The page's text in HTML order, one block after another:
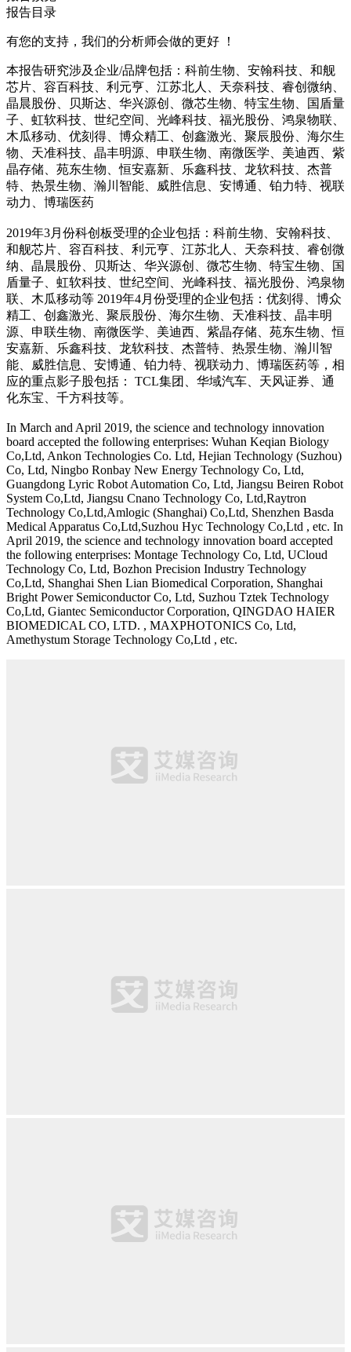
报告目录
有您的支持，我们的分析师会做的更好 ！
本报告研究涉及企业/品牌包括：科前生物、安翰科技、和舰
芯片、容百科技、利元亨、江苏北人、天奈科技、睿创微纳、
晶晨股份、贝斯达、华兴源创、微芯生物、特宝生物、国盾量
子、虹软科技、世纪空间、光峰科技、福光股份、鸿泉物联、
木瓜移动、优刻得、博众精工、创鑫激光、聚辰股份、海尔生
物、天准科技、晶丰明源、申联生物、南微医学、美迪西、紫
晶存储、苑东生物、恒安嘉新、乐鑫科技、龙软科技、杰普
特、热景生物、瀚川智能、威胜信息、安博通、铂力特、视联
动力、博瑞医药
2019年3月份科创板受理的企业包括：科前生物、安翰科技、
和舰芯片、容百科技、利元亨、江苏北人、天奈科技、睿创微
纳、晶晨股份、贝斯达、华兴源创、微芯生物、特宝生物、国
盾量子、虹软科技、世纪空间、光峰科技、福光股份、鸿泉物
联、木瓜移动等 2019年4月份受理的企业包括：优刻得、博众
精工、创鑫激光、聚辰股份、海尔生物、天准科技、晶丰明
源、申联生物、南微医学、美迪西、紫晶存储、苑东生物、恒
安嘉新、乐鑫科技、龙软科技、杰普特、热景生物、瀚川智
能、威胜信息、安博通、铂力特、视联动力、博瑞医药等，相
应的重点影子股包括： TCL集团、华域汽车、天风证券、通
化东宝、千方科技等。
In March and April 2019, the science and technology innovation
board accepted the following enterprises: Wuhan Keqian Biology
Co,Ltd, Ankon Technologies Co. Ltd, Hejian Technology (Suzhou)
Co, Ltd, Ningbo Ronbay New Energy Technology Co, Ltd,
Guangdong Lyric Robot Automation Co, Ltd, Jiangsu Beiren Robot
System Co,Ltd, Jiangsu Cnano Technology Co, Ltd,Raytron
Technology Co,Ltd,Amlogic (Shanghai) Co,Ltd, Shenzhen Basda
Medical Apparatus Co,Ltd,Suzhou Hyc Technology Co,Ltd , etc. In
April 2019, the science and technology innovation board accepted
the following enterprises: Montage Technology Co, Ltd, UCloud
Technology Co, Ltd, Bozhon Precision Industry Technology
Co,Ltd, Shanghai Shen Lian Biomedical Corporation, Shanghai
Bright Power Semiconductor Co, Ltd, Suzhou Tztek Technology
Co,Ltd, Giantec Semiconductor Corporation, QINGDAO HAIER
BIOMEDICAL CO, LTD. , MAXPHOTONICS Co, Ltd,
Amethystum Storage Technology Co,Ltd , etc.